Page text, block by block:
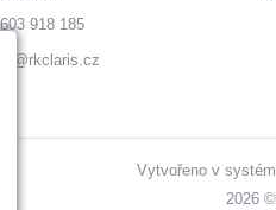
918 185
Vytvořeno v
2026